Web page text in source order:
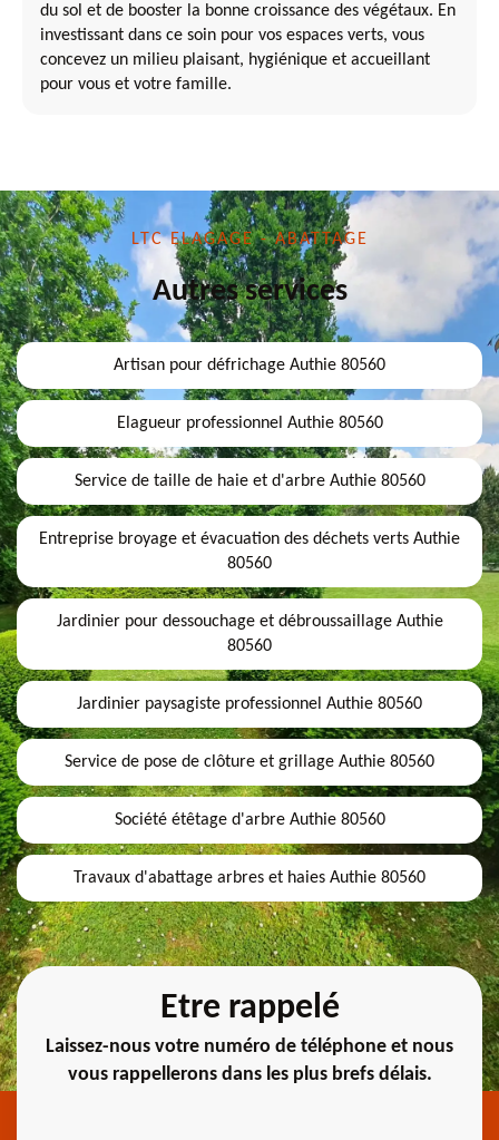
du sol et de booster la bonne croissance des végétaux. En
investissant dans ce soin pour vos espaces verts, vous
concevez un milieu plaisant, hygiénique et accueillant
pour vous et votre famille.
LTC ELAGAGE - ABATTAGE
Autres services
Artisan pour défrichage Authie 80560
Elagueur professionnel Authie 80560
Service de taille de haie et d'arbre Authie 80560
Entreprise broyage et évacuation des déchets verts Authie
80560
Jardinier pour dessouchage et débroussaillage Authie
80560
Jardinier paysagiste professionnel Authie 80560
Service de pose de clôture et grillage Authie 80560
Société étêtage d'arbre Authie 80560
Travaux d'abattage arbres et haies Authie 80560
Etre rappelé
Laissez-nous votre numéro de téléphone et nous
vous rappellerons dans les plus brefs délais.